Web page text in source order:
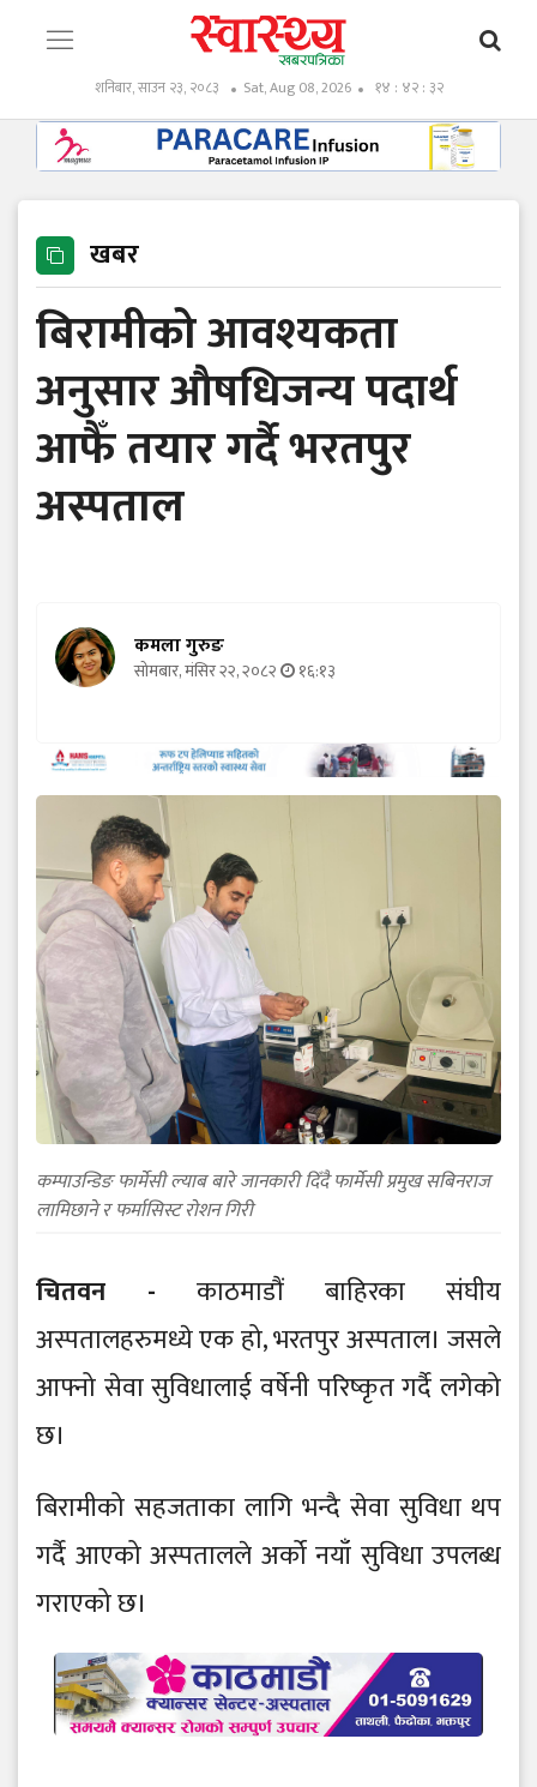
शनिबार, साउन २३, २०८३ Sat, Aug 08, 2026 १४ : ४२ : ३३
खबर
बिरामीको आवश्यकता
अनुसार औषधिजन्य पदार्थ
आफैँ तयार गर्दै भरतपुर
अस्पताल
कमला गुरुङ
सोमबार, मंसिर २२, २०८२ १६:१३
कम्पाउन्डिङ फार्मेसी ल्याब बारे जानकारी दिँदै फार्मेसी प्रमुख सबिनराज
लामिछाने र फर्मासिस्ट रोशन गिरी
चितवन - काठमाडौं बाहिरका संघीय
अस्पतालहरुमध्ये एक हो, भरतपुर अस्पताल। जसले
आफ्नो सेवा सुविधालाई वर्षेनी परिष्कृत गर्दै लगेको
छ।
बिरामीको सहजताका लागि भन्दै सेवा सुविधा थप
गर्दै आएको अस्पतालले अर्को नयाँ सुविधा उपलब्ध
गराएको छ।